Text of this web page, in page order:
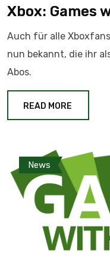
Xbox: Games
Auch für alle
nun bekannt, die ihr
Abos.
READ MORE
News